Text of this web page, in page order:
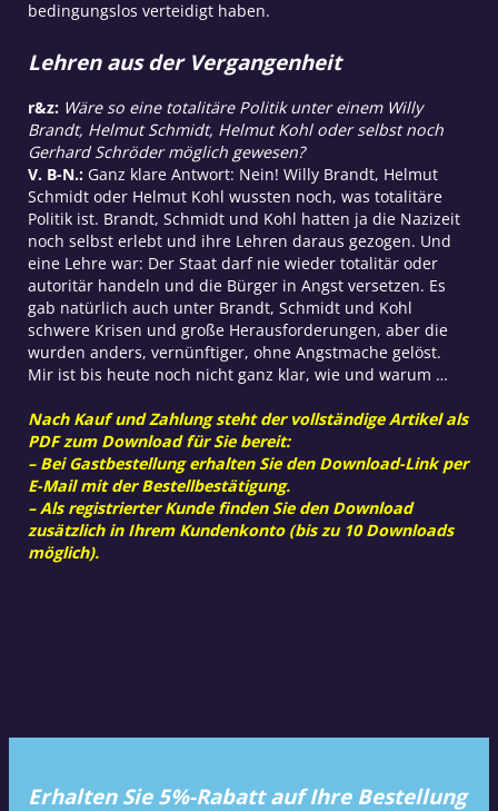
bedingungslos verteidigt haben.
Lehren aus der Vergangenheit
r&z: Wäre so eine totalitäre Politik unter einem Willy
Brandt, Helmut Schmidt, Helmut Kohl oder selbst noch
Gerhard Schröder möglich gewesen?
V. B-N.:Ganz klare Antwort: Nein! Willy Brandt, Helmut
Schmidt oder Helmut Kohl wussten noch, was totalitäre
Politik ist. Brandt, Schmidt und Kohl hatten ja die Nazizeit
noch selbst erlebt und ihre Lehren daraus gezogen. Und
eine Lehre war: Der Staat darf nie wieder totalitär oder
autoritär handeln und die Bürger in Angst versetzen. Es
gab natürlich auch unter Brandt, Schmidt und Kohl
schwere Krisen und große Herausforderungen, aber die
wurden anders, vernünftiger, ohne Angstmache gelöst.
Mir ist bis heute noch nicht ganz klar, wie und warum …
Nach Kauf und Zahlung steht der vollständige Artikel als
PDF zum Download für Sie bereit:
– Bei Gastbestellung erhalten Sie den Download-Link per
E-Mail mit der Bestellbestätigung.
– Als registrierter Kunde finden Sie den Download
zusätzlich in Ihrem Kundenkonto (bis zu 10 Downloads
möglich).
Erhalten Sie 5%-Rabatt auf Ihre Bestellung